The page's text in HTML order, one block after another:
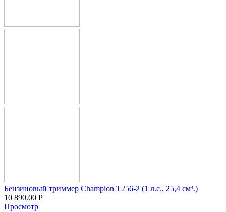
Бензиновый триммер Champion T256-2 (1 л.с., 25,4 см³.)
10 890.00 Р
Просмотр